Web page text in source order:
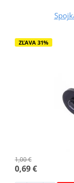
ZĽAVA 31%
1,00 €
0,69 €